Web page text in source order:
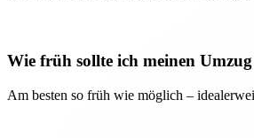
Wie früh sollte ich meinen
Am besten so früh wie möglich –